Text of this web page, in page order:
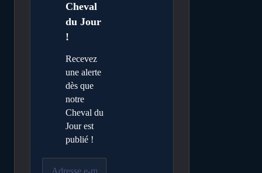
Cheval
du Jour
!
Recevez
une alerte
dès que
notre
Cheval du
Jour est
publié !